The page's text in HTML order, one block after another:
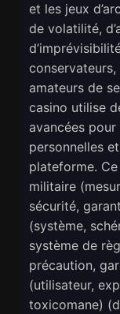
et les jeux
de volatilité,
amateurs de
casino utilise
avancées
personnelles
plateforme.
militaire
sécurité,
(système,
système de
précaution,
(utilisateur,
toxicomane)